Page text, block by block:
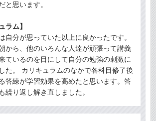
と思います。
ラム】
自分が思っていた以上に良かったです。
から、他のいろんな人達が頑張って講義
ているのを目にして自分の勉強の刺激に
た。 カリキュラムのなかで各科目修了後
答練が学習効果を高めたと思います。答
繰り返し解き直しました。